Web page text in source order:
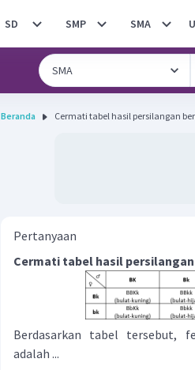
SD SMP SMA
Beranda
Pertanyaan
Cermati tabel hasil
Berdasarkan tabel tersebut,
adalah ...